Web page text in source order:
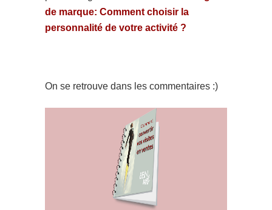
de marque: Comment choisir la
personnalité de votre activité ?
On se retrouve dans les commentaires :)